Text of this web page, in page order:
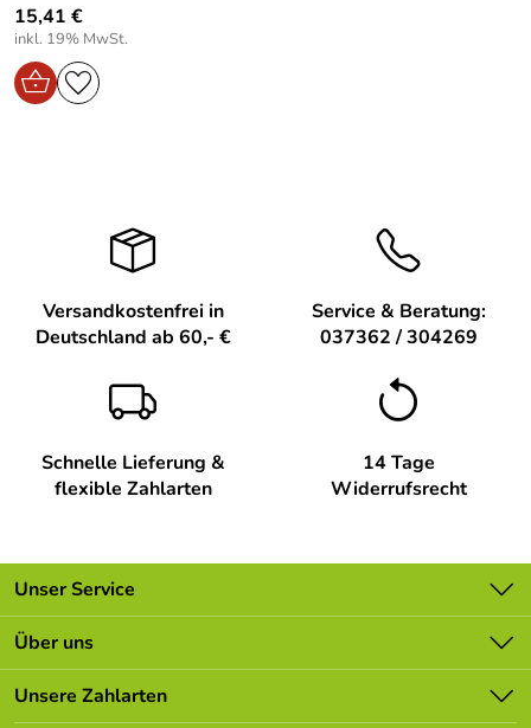
15,41 €
inkl. 19% MwSt.
Versandkostenfrei in
Deutschland ab 60,- €
Service & Beratung:
037362 / 304269
Schnelle Lieferung &
flexible Zahlarten
14 Tage
Widerrufsrecht
Unser Service
Kontakt
Batterieverordnung
Newsletter
Über uns
Unsere Bestseller
Unsere Zahlarten